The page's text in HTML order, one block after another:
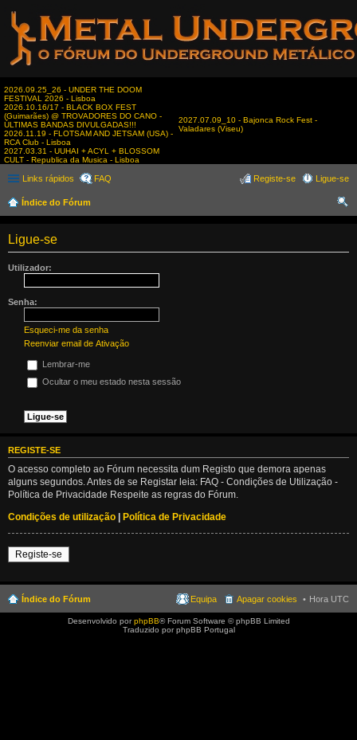
2026.09.25_26 - UNDER THE DOOM
FESTIVAL 2026 - Lisboa
2026.10.16/17 - BLACK BOX FEST
(Guimarães) @ TROVADORES DO CANO -
ÚLTIMAS BANDAS DIVULGADAS!!!
2026.11.19 - FLOTSAM AND JETSAM (USA) -
RCA Club - Lisboa
2027.03.31 - UUHAI + ACYL + BLOSSOM
CULT - Republica da Musica - Lisboa
2027.07.09_10 - Bajonca Rock Fest -
Valadares (Viseu)
Links rápidos FAQ Ligue-se
Registe-se
Índice do Fórum
Ligue-se
Utilizador:
Senha:
Esqueci-me da senha
Reenviar email de Ativação
Lembrar-me
Ocultar o meu estado nesta sessão
REGISTE-SE
O acesso completo ao Fórum necessita dum Registo que demora apenas
alguns segundos. Antes de se Registar leia: FAQ - Condições de Utilização -
Política de Privacidade Respeite as regras do Fórum.
Condições de utilização | Política de Privacidade
Registe-se
Índice do Fórum Hora UTC
Apagar cookies
Equipa
Desenvolvido porphpBB® Forum Software © phpBB Limited
Traduzido por phpBB Portugal